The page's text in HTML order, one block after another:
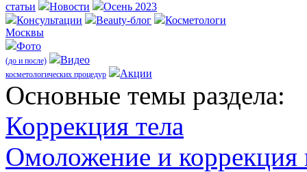
статьи
Новости
Осень 2023
Консультации
Beauty-блог
Косметологи
Москвы
Фото
(до и после) Видео
косметологических процедур Акции
Оcновные темы раздела:
Коррекция тела
Омоложение и коррекция